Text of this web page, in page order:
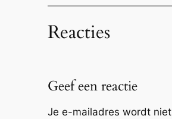
Reacties
Geef een reactie
Je e-mailadres wordt niet